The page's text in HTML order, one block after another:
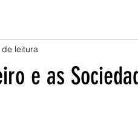
e as
leitura